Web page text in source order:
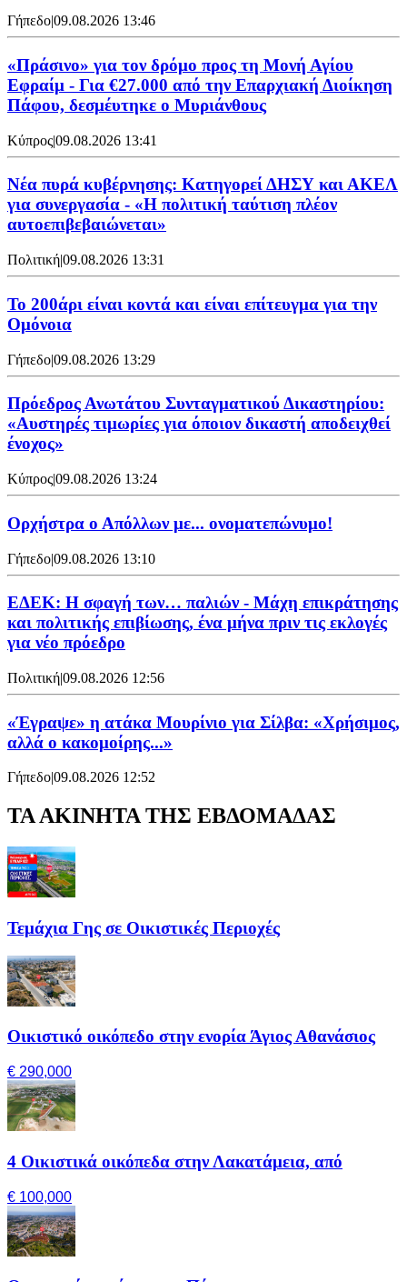
Γήπεδο|09.08.2026 13:46
«Πράσινο» για τον δρόμο προς τη Μονή Αγίου
Εφραίμ - Για €27.000 από την Επαρχιακή Διοίκηση
Πάφου, δεσμέυτηκε ο Μυριάνθους
Κύπρος|09.08.2026 13:41
Νέα πυρά κυβέρνησης: Κατηγορεί ΔΗΣΥ και ΑΚΕΛ
για συνεργασία - «Η πολιτική ταύτιση πλέον
αυτοεπιβεβαιώνεται»
Πολιτική|09.08.2026 13:31
Το 200άρι είναι κοντά και είναι επίτευγμα για την
Ομόνοια
Γήπεδο|09.08.2026 13:29
Πρόεδρος Ανωτάτου Συνταγματικού Δικαστηρίου:
«Αυστηρές τιμωρίες για όποιον δικαστή αποδειχθεί
ένοχος»
Κύπρος|09.08.2026 13:24
Ορχήστρα o Aπόλλων με... ονοματεπώνυμο!
Γήπεδο|09.08.2026 13:10
ΕΔΕΚ: Η σφαγή των… παλιών - Μάχη επικράτησης
και πολιτικής επιβίωσης, ένα μήνα πριν τις εκλογές
για νέο πρόεδρο
Πολιτική|09.08.2026 12:56
«Έγραψε» η ατάκα Μουρίνιο για Σίλβα: «Χρήσιμος,
αλλά ο κακομοίρης...»
Γήπεδο|09.08.2026 12:52
ΤΑ ΑΚΙΝΗΤΑ ΤΗΣ ΕΒΔΟΜΑΔΑΣ
Τεμάχια Γης σε Οικιστικές Περιοχές
Οικιστικό οικόπεδο στην ενορία Άγιος Αθανάσιος
€ 290,000
4 Οικιστικά οικόπεδα στην Λακατάμεια, από
€ 100,000